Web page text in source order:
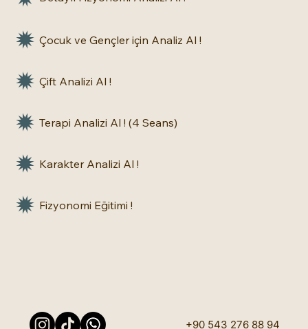
Karakter Analizi Al !
Çocuk ve Gençler için Analiz Al !
Terapi Analizi Al ! (4 Seans)
Çift Analizi Al !
Fizyonomi Eğitimi !
+90 543 276 88 94